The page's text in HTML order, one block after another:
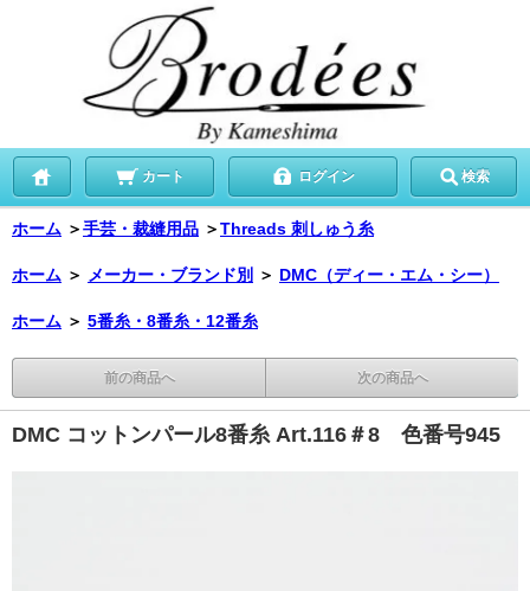
カート ログイン 検索
ホーム ＞手芸・裁縫用品 ＞Threads 刺しゅう糸
ホーム ＞ メーカー・ブランド別 ＞ DMC（ディー・エム・シー）
ホーム ＞ 5番糸・8番糸・12番糸
前の商品へ 次の商品へ
DMC コットンパール8番糸 Art.116＃8 色番号945